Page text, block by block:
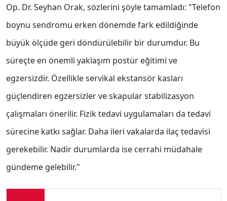
Op. Dr. Seyhan Orak, sözlerini şöyle tamamladı: "Telefon
boynu sendromu erken dönemde fark edildiğinde
büyük ölçüde geri döndürülebilir bir durumdur. Bu
süreçte en önemli yaklaşım postür eğitimi ve
egzersizdir. Özellikle servikal ekstansör kasları
güçlendiren egzersizler ve skapular stabilizasyon
çalışmaları önerilir. Fizik tedavi uygulamaları da tedavi
sürecine katkı sağlar. Daha ileri vakalarda ilaç tedavisi
gerekebilir. Nadir durumlarda ise cerrahi müdahale
gündeme gelebilir."